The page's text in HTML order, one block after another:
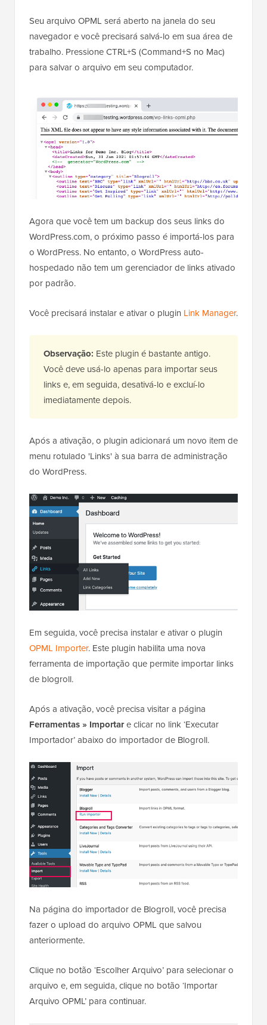
Seu arquivo OPML será aberto na janela do seu
navegador e você precisará salvá-lo em sua área de
trabalho. Pressione CTRL+S (Command+S no Mac)
para salvar o arquivo em seu computador.
Agora que você tem um backup dos seus links do
WordPress.com, o próximo passo é importá-los para
o WordPress. No entanto, o WordPress auto-
hospedado não tem um gerenciador de links ativado
por padrão.
Você precisará instalar e ativar o plugin Link Manager.
Observação: Este plugin é bastante antigo.
Você deve usá-lo apenas para importar seus
links e, em seguida, desativá-lo e excluí-lo
imediatamente depois.
Após a ativação, o plugin adicionará um novo item de
menu rotulado 'Links' à sua barra de administração
do WordPress.
Em seguida, você precisa instalar e ativar o plugin
OPML Importer. Este plugin habilita uma nova
ferramenta de importação que permite importar links
de blogroll.
Após a ativação, você precisa visitar a página
Ferramentas » Importare clicar no link ‘Executar
Importador’ abaixo do importador de Blogroll.
Na página do importador de Blogroll, você precisa
fazer o upload do arquivo OPML que salvou
anteriormente.
Clique no botão ‘Escolher Arquivo’ para selecionar o
arquivo e, em seguida, clique no botão ‘Importar
Arquivo OPML’ para continuar.